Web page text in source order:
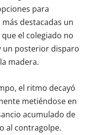
para
destacadas un
el colegiado no
un posterior disparo
madera.
el ritmo decayó
metiéndose en
acumulado de
al contragolpe.